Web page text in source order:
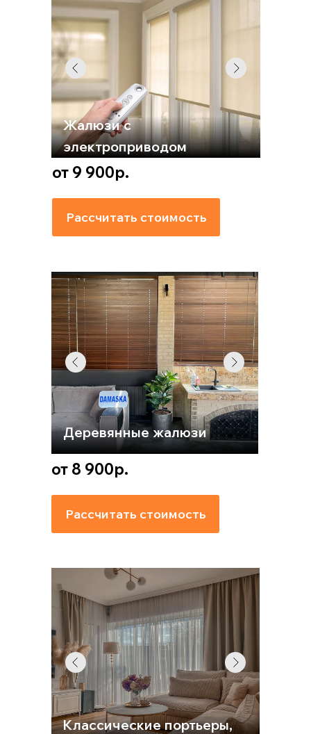
Классические портьеры,
Рассчитать стоимость
от 8 900р.
Деревянные жалюзи
Рассчитать стоимость
от 9 900р.
Жалюзи с
электроприводом